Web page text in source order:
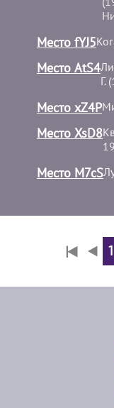
Место fYJ5
Место AtS4
Г.
Место xZ4P
Место XsD8
Место M7cS
1